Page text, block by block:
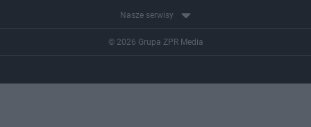
Nasze serwisy
© 2026 Grupa ZPR Media